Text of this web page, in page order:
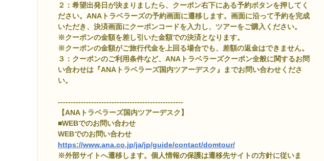
２：希望出発日が決まりましたら、クーポン右下にある予約ボタンを押してく
ださい。ANAトラベラーズの予約画面に遷移します。画面に沿って予約を完成
いただき、決済画面にクーポンコードを入力し、ツアーをご購入ください。
※クーポンの金額を差し引いた金額での決済となります。
※クーポンの金額がご旅行代金を上回る場合でも、差額の返金はできません。
３：クーポンのご利用条件など、ANAトラベラーズクーポン全般に関するお問
い合わせは『ANAトラベラーズ国内ツアーデスク』までお問い合わせくださ
い。
-------------------------------------------------
【ANAトラベラーズ国内ツアーデスク】
■WEBでのお問い合わせ
WEBでのお問い合わせ
https://www.ana.co.jp/ja/jp/guide/contact/domtour/
※外部サイトへ遷移します。個人情報の保護は遷移先サイトの方針に従いま